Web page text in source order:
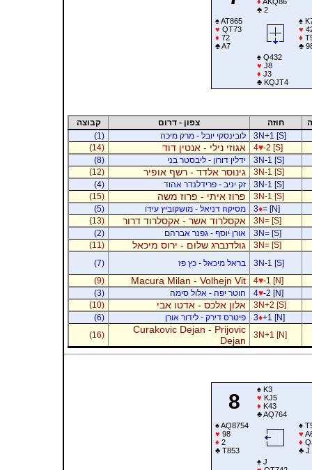
♣2
♠AT865
♥ QT73
♦ 72
♣A7
♠
♥
♦
♣
♠Q432
♥ J8
♦ J3
♣KQJT4
חוזה צפון - דרום
קבוצה
3N+1 [S]
לובינסקי יובל - מרק מיכה
(1)
4♥-2 [S] אגוזי נילי - אנטין דוד
(14)
3N-1 [S]
ידלין דורון - ליבסטר בני
(8)
3N-1 [S]
גינוסר אלדד - רשף אופיר
(12)
3N-1 [S]
זק יניב - פרידלנדר אהוד
(4)
3N-1 [S]
פרוז איתי - פרוז משה
(15)
3♦= [N] מסיקה דניאל - מושקוביץ עידו
(5)
3N= [S]
אקסלרוד אשר - אקסלרוד דרור
(13)
3N= [S]
אורן יוסף - גפנר אברהם
(2)
3N= [S]
גולדנברג שלום - ירוס מיכאל
(11)
3N-1 [S]
בראל מיכאל - כץ פז
(7)
4♥-1 [N]
Macura Milan - Volhejn Vit
(9)
4♥-2 [N] חוטר יפה - אלול סימה
(3)
3N+2 [S]
אלון אלכס - אדטו אבי
(10)
3♦+1 [N] פיטרס דירק - לידור אורן
(6)
3N+1 [N]
Curakovic Dejan - Prijovic
Dejan
(16)
8
♠K3
♥ KJ5
♦ K43
♣AQ764
♠AQ8754
♥ 98
♦ 2
♣T853
♠
♥
♦
♣J
♠J